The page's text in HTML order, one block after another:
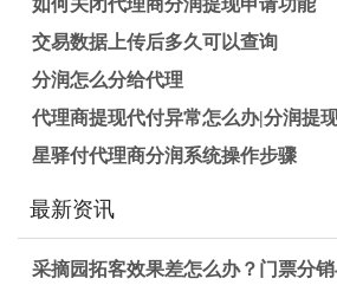
如何关闭代理商分润提现申请功能
交易数据上传后多久可以查询
分润怎么分给代理
代理商提现代付异常怎么办|分润提
星驿付代理商分润系统操作步骤
最新资讯